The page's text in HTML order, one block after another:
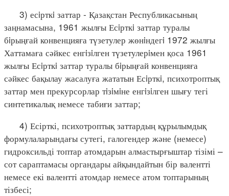
3) есiрткi заттар - Қазақстан Республикасының
заңнамасына, 1961 жылғы Есiрткi заттар туралы
бiрыңғай конвенцияға түзетулер жөнiндегi 1972 жылғы
Хаттамаға сәйкес енгiзiлген түзетулерiмен қоса 1961
жылғы Есiрткi заттар туралы бiрыңғай конвенцияға
сәйкес бақылау жасалуға жататын Есiрткi, психотроптық
заттар мен прекурсорлар тiзiмiне енгiзiлген шығу тегі
синтетикалық немесе табиғи заттар;
4) Есірткі, психотроптық заттардың құрылымдық
формулаларындағы сутегі, галогендер және (немесе)
гидроксильді топтар атомдарын алмастырғыштар тізімі –
сот сараптамасы органдары айқындайтын бір валентті
немесе екі валентті атомдар немесе атом топтарының
тізбесі;